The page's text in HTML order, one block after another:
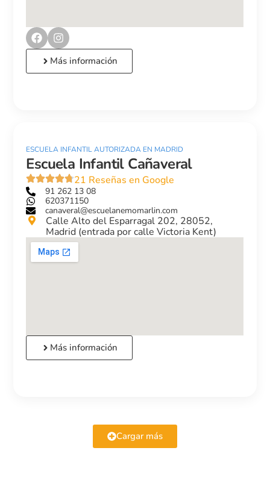
Más información
ESCUELA INFANTIL AUTORIZADA EN MADRID
Escuela Infantil Cañaveral
21 Reseñas en Google
91 262 13 08
620371150
canaveral@escuelanemomarlin.com
Calle Alto del Esparragal 202, 28052,
Madrid (entrada por calle Victoria Kent)
Más información
Cargar más